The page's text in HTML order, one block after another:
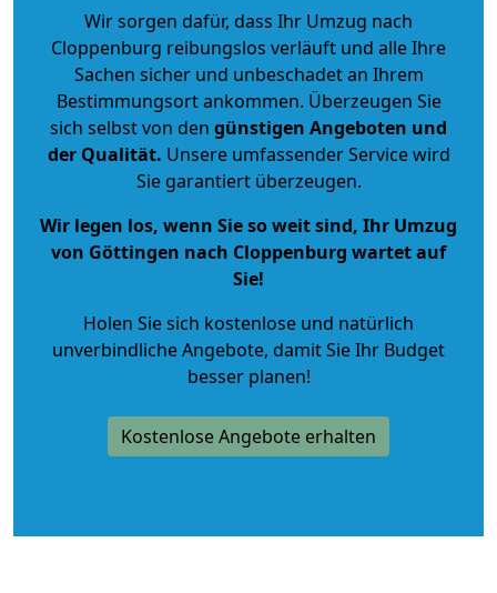
Wir sorgen dafür, dass Ihr Umzug nach
Cloppenburg reibungslos verläuft und alle Ihre
Sachen sicher und unbeschadet an Ihrem
Bestimmungsort ankommen. Überzeugen Sie
sich selbst von den günstigen Angeboten und
der Qualität. Unsere umfassender Service wird
Sie garantiert überzeugen.
Wir legen los, wenn Sie so weit sind, Ihr Umzug
von Göttingen nach Cloppenburg wartet auf
Sie!
Holen Sie sich kostenlose und natürlich
unverbindliche Angebote, damit Sie Ihr Budget
besser planen!
Kostenlose Angebote erhalten